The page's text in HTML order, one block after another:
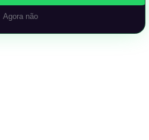
Agora não